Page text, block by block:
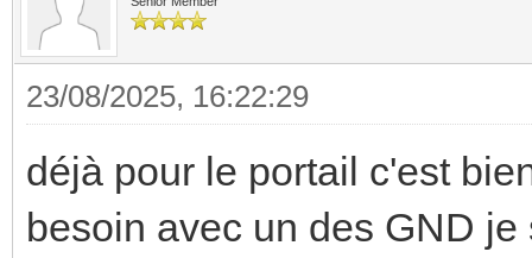
23/08/2025, 16:22:29
déjà pour le portail c'est
besoin avec un des GND je